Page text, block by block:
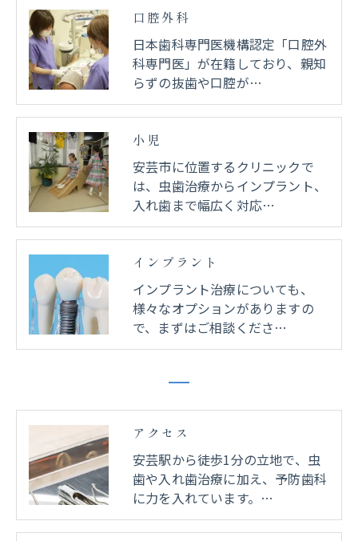
口腔外科
日本歯科専門医機構認定「口腔外
科専門医」が在籍しており、親知
らずの抜歯や口腔が…
小児
安芸市に位置するクリニックで
は、虫歯治療からインプラント、
入れ歯まで幅広く対応…
インプラント
インプラント治療についても、
様々なオプションがありますの
で、まずはご相談くださ…
アクセス
安芸駅から徒歩1分の立地で、虫
歯や入れ歯治療に加え、予防歯科
に力を入れています。…